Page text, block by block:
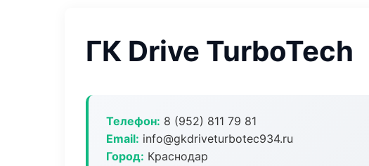
ГК Drive TurboTech
Телефон: 8 (952) 811 79 81
Email: info@gkdriveturbotec934.ru
Город: Краснодар